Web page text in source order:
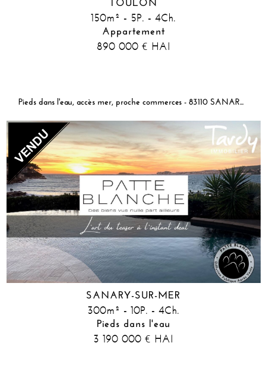
TOULON
150m² - 5P. - 4Ch.
Appartement
890 000 € HAI
Pieds dans l'eau, accès mer, proche commerces - 83110 SANARY-SUR-MER
SANARY-SUR-MER
300m² - 10P. - 4Ch.
Pieds dans l'eau
3 190 000€ HAI